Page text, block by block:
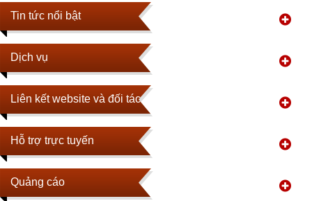
Tin tức nổi bật
Dịch vụ
Liên kết website và đối tác
Hỗ trợ trực tuyến
Quảng cáo